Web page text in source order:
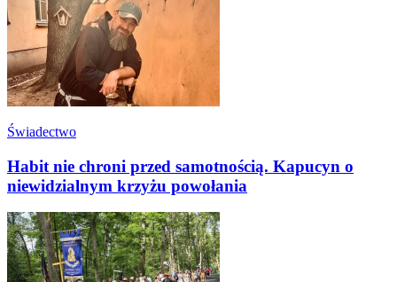
Świadectwo
Habit nie chroni przed samotnością. Kapucyn o
niewidzialnym krzyżu powołania